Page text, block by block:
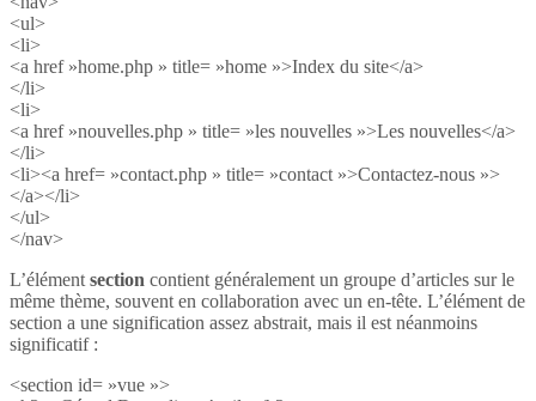
<ul>
<li>
<a href »home.php » title= »home »>Index du site</a>
</li>
<li>
<a href »nouvelles.php » title= »les nouvelles »>Les nouvelles</a>
</li>
<li><a href= »contact.php » title= »contact »>Contactez-nous »>
</a></li>
</ul>
</nav>
L’élément section contient généralement un groupe d’articles sur le
même thème, souvent en collaboration avec un en-tête. L’élément de
section a une signification assez abstrait, mais il est néanmoins
significatif :
<section id= »vue »>